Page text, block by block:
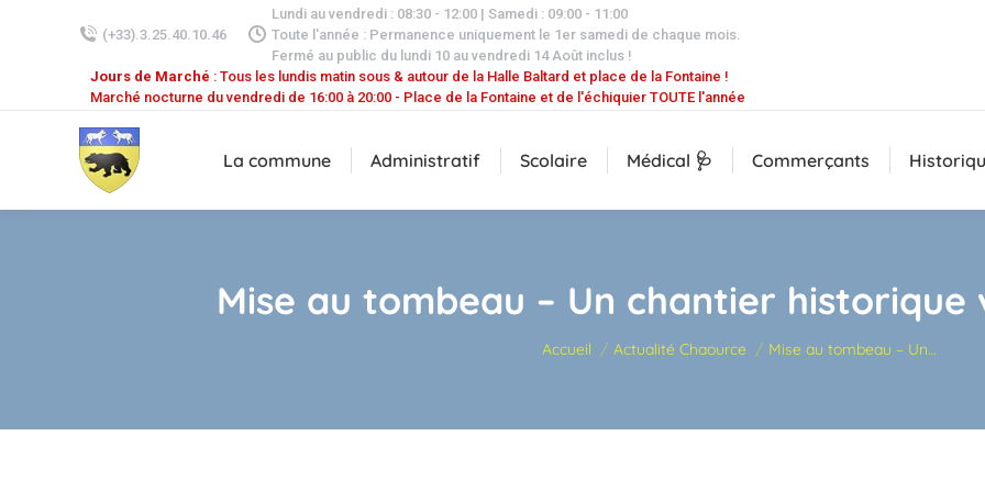
(+33).3.25.40.10.46
Lundi au vendredi : 08:30 - 12:00 | Samedi : 09:00 - 11:00
Toute l'année : Permanence uniquement le 1er samedi de chaque mois.
Fermé au public du lundi 10 au vendredi 14 Août inclus !
Jours de Marché : Tous les lundis matin sous & autour de la Halle Baltard et place de la Fontaine !
Marché nocturne du vendredi de 16:00 à 20:00 - Place de la Fontaine et de l'échiquier TOUTE l'année
La commune Administratif Scolaire Médical 🩺 Commerçants
Mise au tombeau – Un chantier historique
Vous êtes ici :
Accueil Actualité Chaource Mise au tombeau – Un…